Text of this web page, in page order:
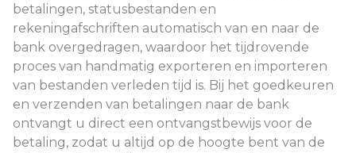
betalingen, statusbestanden en
rekeningafschriften automatisch van en naar de
bank overgedragen, waardoor het tijdrovende
proces van handmatig exporteren en importeren
van bestanden verleden tijd is. Bij het goedkeuren
en verzenden van betalingen naar de bank
ontvangt u direct een ontvangstbewijs voor de
betaling, zodat u altijd op de hoogte bent van de